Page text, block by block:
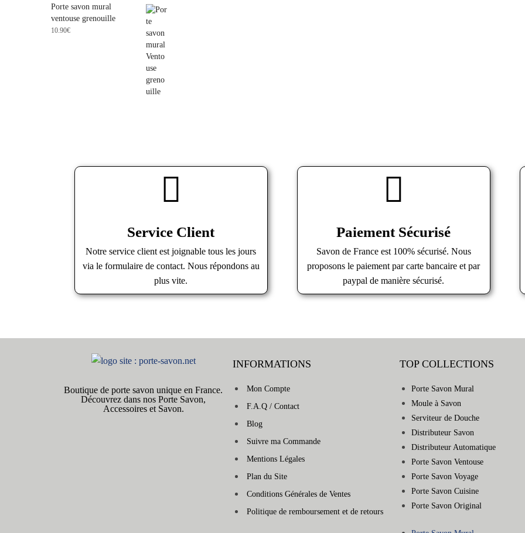
Porte savon mural
ventouse grenouille
10.90€
Service Client
Notre service client est joignable tous les jours
via le formulaire de contact. Nous répondons au
plus vite.
Paiement Sécurisé
Savon de France est 100% sécurisé. Nous
proposons le paiement par carte bancaire et par
paypal de manière sécurisé.
Boutique de porte savon unique en France.
Découvrez dans nos Porte Savon,
Accessoires et Savon.
INFORMATIONS
Mon Compte
F.A.Q / Contact
Blog
Suivre ma Commande
Mentions Légales
Plan du Site
Conditions Générales de Ventes
Politique de remboursement et de retours
TOP COLLECTIONS
Porte Savon Mural
Moule à Savon
Serviteur de Douche
Distributeur Savon
Distributeur Automatique
Porte Savon Ventouse
Porte Savon Voyage
Porte Savon Cuisine
Porte Savon Original